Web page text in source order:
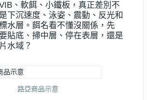
、軟餌、小鐵板，真正差別不
下沉速度、泳姿、震動、反光和
水層。餌名看不懂沒關係，先
貼底、掃中層、停在表層，還是
水域？
路亞商品示意